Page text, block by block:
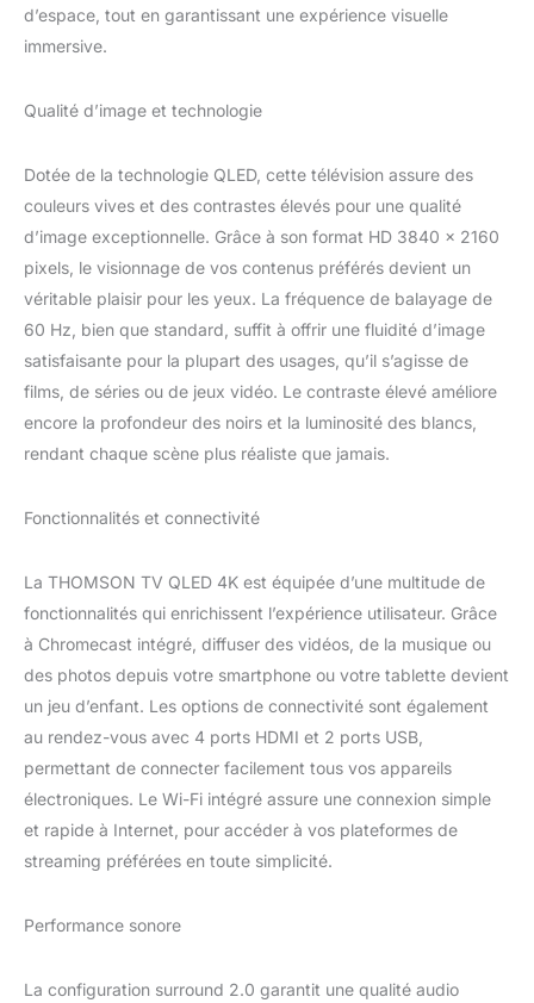
pour une image plus réaliste en HDR. Triple
tuner: Recevez la TV par TNT, câble ou
constructeur complète de 3 ans, preuve de
d’espace, tout en garantissant une expérience visuelle
immersive.
Qualité d’image et technologie
Dotée de la technologie QLED, cette télévision assure des
couleurs vives et des contrastes élevés pour une qualité
d’image exceptionnelle. Grâce à son format HD 3840 x 2160
pixels, le visionnage de vos contenus préférés devient un
véritable plaisir pour les yeux. La fréquence de balayage de
60 Hz, bien que standard, suffit à offrir une fluidité d’image
satisfaisante pour la plupart des usages, qu’il s’agisse de
films, de séries ou de jeux vidéo. Le contraste élevé améliore
encore la profondeur des noirs et la luminosité des blancs,
rendant chaque scène plus réaliste que jamais.
Fonctionnalités et connectivité
La THOMSON TV QLED 4K est équipée d’une multitude de
fonctionnalités qui enrichissent l’expérience utilisateur. Grâce
à Chromecast intégré, diffuser des vidéos, de la musique ou
des photos depuis votre smartphone ou votre tablette devient
un jeu d’enfant. Les options de connectivité sont également
au rendez-vous avec 4 ports HDMI et 2 ports USB,
permettant de connecter facilement tous vos appareils
électroniques. Le Wi-Fi intégré assure une connexion simple
et rapide à Internet, pour accéder à vos plateformes de
streaming préférées en toute simplicité.
Performance sonore
La configuration surround 2.0 garantit une qualité audio